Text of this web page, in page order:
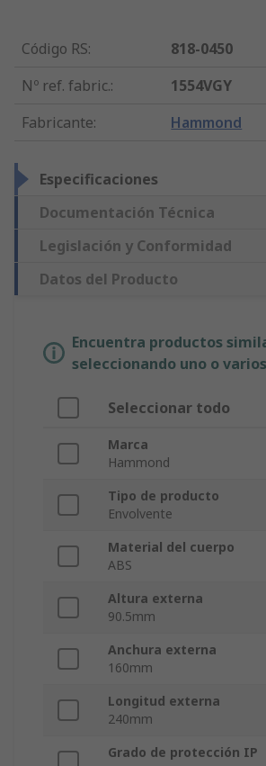
Código RS:
818-0450
Nº ref. fabric.:
1554VGY
Fabricante: Hammond
Especificaciones
Documentación Técnica
Legislación y Conformidad
Datos del Producto
Encuentra productos
seleccionando uno o
Seleccionar todo
Marca
Hammond
Tipo de producto
Envolvente
Material del cuerpo
ABS
Altura externa
90.5mm
Anchura externa
160mm
Longitud externa
240mm
Grado de protección IP